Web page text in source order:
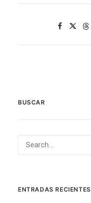
BUSCAR
ENTRADAS RECIENTES